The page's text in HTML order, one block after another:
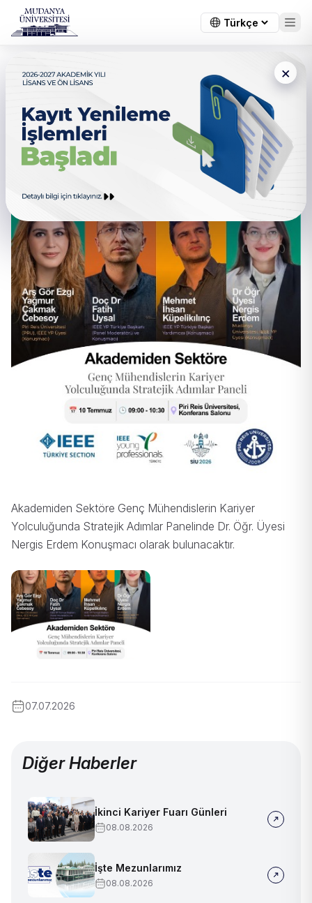
×
Akademiden Sektöre Genç
Mühendislerin Kariyer
Yolculuğunda Stratejik Adımlar
Paneli
Akademiden Sektöre Genç Mühendislerin Kariyer
Yolculuğunda Stratejik Adımlar Panelinde Dr. Öğr. Üyesi
Nergis Erdem Konuşmacı olarak bulunacaktır.
07.07.2026
Diğer Haberler
İkinci Kariyer Fuarı Günleri
08.08.2026
İşte Mezunlarımız
08.08.2026